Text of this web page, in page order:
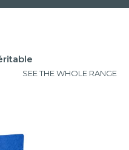
SEE THE WHOLE RANGE